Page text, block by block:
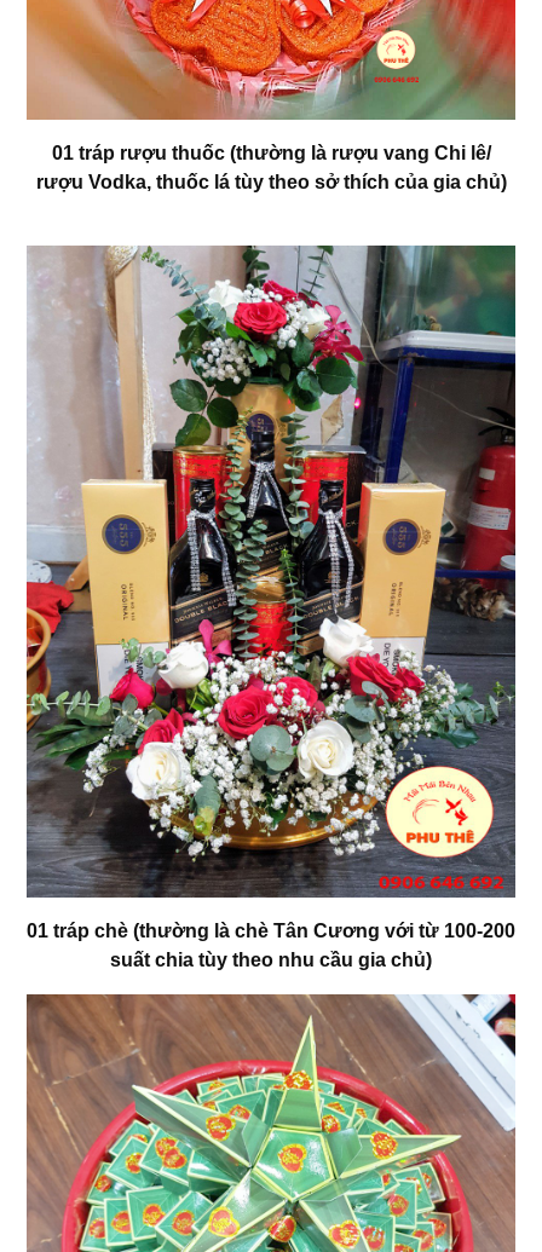
01 tráp rượu thuốc (thường là rượu vang Chi lê/
rượu Vodka, thuốc lá tùy theo sở thích của gia chủ)
01 tráp chè (thường là chè Tân Cương với từ 100-200
suất chia tùy theo nhu cầu gia chủ)